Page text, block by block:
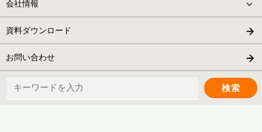
会社情報
資料ダウンロード
お問い合わせ
索: